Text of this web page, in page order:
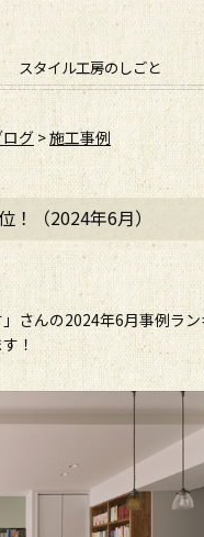
スタイル工房のしごと
グ>施工事例
（2024年6月）
さんの2024年6月事例ラ
！